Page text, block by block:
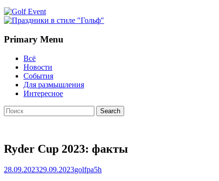
Golf Event
СМИ о гольфе, гольф-события, новости гольфа. Russian golf
Primary Menu
Skip
content
Всё
Новости
События
Для размышления
Интересное
Search
Search
for:
Ryder Cup 2023: факты
Posted
28.09.202329.09.2023Author
golfpa5h